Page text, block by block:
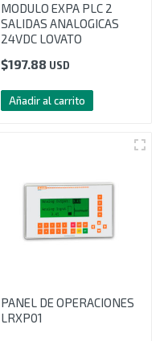
MODULO EXPA PLC 2
SALIDAS ANALOGICAS
24VDC LOVATO
$197.88 USD
Añadir al carrito
PANEL DE OPERACIONES
LRXP01